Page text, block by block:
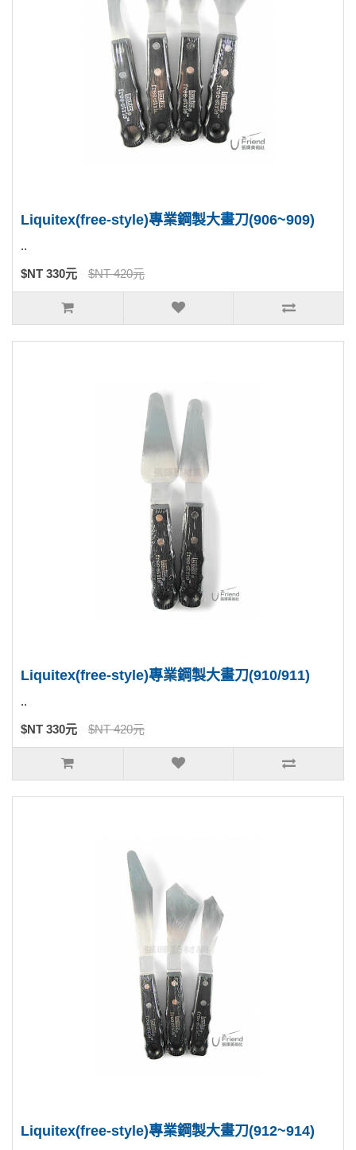
Liquitex(free-style)專業鋼製大畫刀(906~909)
..
$NT 330元 $NT 420元
Liquitex(free-style)專業鋼製大畫刀(910/911)
..
$NT 330元 $NT 420元
Liquitex(free-style)專業鋼製大畫刀(912~914)